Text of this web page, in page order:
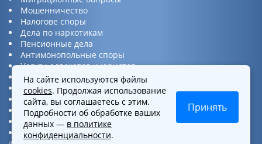
Мошенничество
Налогове споры
Дела по наркотикам
Пенсионные дела
Антимонопольные споры
Услуги адвокатов и юристов
Юридическая консультация
Споры по ДТП
Защита прав потребителей
Услуги по бизнес вопросам
Интеллектуальная собственность
Представительство в суде
На сайте используются файлы
cookies. Продолжая использование
сайта, вы соглашаетесь с этим.
Подробности об обработке ваших
данных — в политике
конфиденциальности.
Принять